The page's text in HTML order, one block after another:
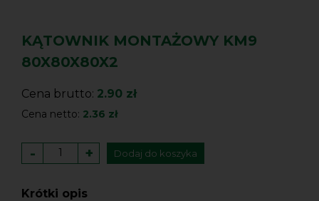
KĄTOWNIK MONTAŻOWY KM9
80X80X80X2
Cena brutto: 2.90 zł
Cena netto: 2.36 zł
- + Dodaj do koszyka
Krótki opis